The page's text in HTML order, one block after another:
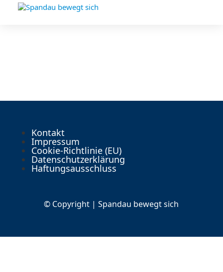
Kontakt
Impressum
Cookie-Richtlinie (EU)
Datenschutzerklärung
Haftungsausschluss
© Copyright | Spandau bewegt sich